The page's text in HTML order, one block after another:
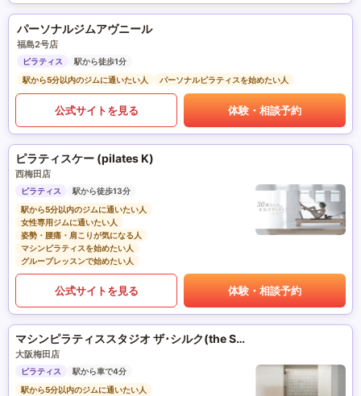
パーソナルジムアヴニール
福島2号店
ピラティス
駅から徒歩1分
駅から5分以内のジムに通いたい人
パーソナルピラティスを始めたい人
公式サイトを見る 体験・相談予約
ピラティスケー (pilates K)
西梅田店
ピラティス
駅から徒歩13分
駅から5分以内のジムに通いたい人
女性専用ジムに通いたい人
姿勢・腰痛・肩こりが気になる人
マシンピラティスを始めたい人
グループレッスンで始めたい人
公式サイトを見る 体験・相談予約
マシンピラティススタジオ ザ･シルク(the SILK)
大阪梅田店
ピラティス
駅から車で4分
駅から5分以内のジムに通いたい人